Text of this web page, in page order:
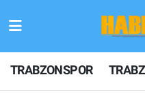
TRABZONSPOR
TRABZONSPOR
TRABZON
Hava Durumu
Trafik Durumu